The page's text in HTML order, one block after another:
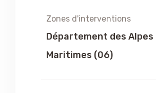
Zones d'interventions
Département des Alpes
Maritimes (06)